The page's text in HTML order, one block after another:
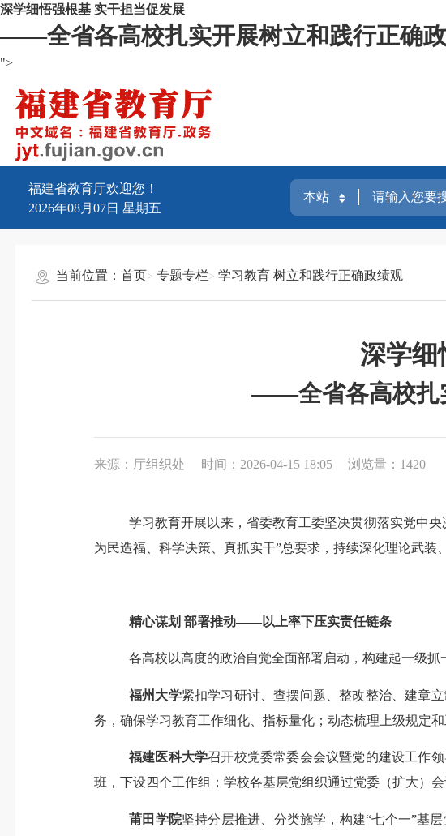
深学细悟强根基 实干担当促发展
——全省各高校扎实开展树立和践行正确
">
福建省教育厅欢迎您！
2026年08月07日 星期五
当前位置：首页 专题专栏 学习教育 树立和践行正确政绩观
深学细
——全省各高校扎
来源：厅组织处 时间：2026-04-15 18:05 浏览量：1420
学习教育开展以来，省委教育工委坚决贯彻落实党中
为民造福、科学决策、真抓实干”总要求，持续深化理论武
精心谋划 部署推动——以上率下压实责任链条
各高校以高度的政治自觉全面部署启动 ，构建起一级抓
福州大学紧扣学习研讨、查摆问题、整改整治、建章
务，确保学习教育工作细化、指标量化；动态梳理上级规定
福建医科大学召开校党委常委会会议暨党的建设工作领
班，下设四个工作组 ；学校各基层党组织通过党委（扩大）
莆田学院坚持分层推进、 分类施学，构建“七个一”基